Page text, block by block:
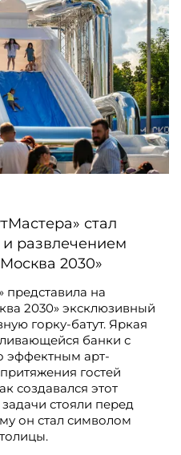
стал
развлечением
2030»
представила на
2030» эксклюзивный
горку-батут. Яркая
банки с
эффектным арт-
гостей
создавался этот
стояли перед
он стал символом